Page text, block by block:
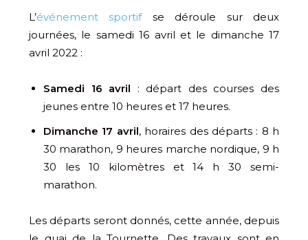
L’événement sportifse déroule sur deux
journées, le samedi 16 avril et le dimanche 17
avril 2022 :
Samedi 16 avril : départ des courses des
jeunes entre 10 heures et 17 heures.
Dimanche 17 avril, horaires des départs : 8 h
30 marathon, 9 heures marche nordique, 9 h
30 les 10 kilomètres et 14 h 30 semi-
marathon.
Les départs seront donnés, cette année, depuis